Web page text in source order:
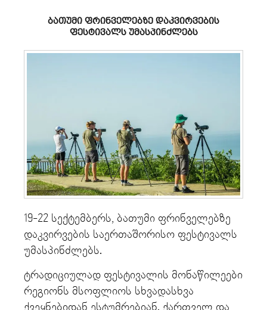
ბათუმი ფრინველებზე დაკვირვების
ფესტივალს უმასპინძლებს
19-22 სექტემბერს, ბათუმი ფრინველებზე
დაკვირვების საერთაშორისო ფესტივალს
უმასპინძლებს.
ტრადიციულად ფესტივალის მონაწილეები
რეგიონს მსოფლიოს სხვადასხვა